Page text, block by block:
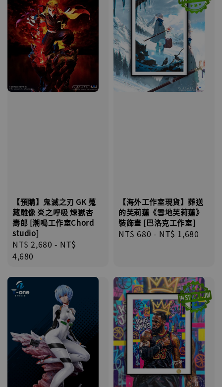
【預購】鬼滅之刃 GK 蒐
藏雕像 炎之呼吸 煉獄杏
壽郎 [潮鳴工作室Chord
studio]
Regular
price
NT$ 2,680 - NT$
4,680
【海外工作室現貨】葬送
的芙莉蓮《雪地芙莉蓮》
裝飾畫 [巴洛克工作室]
Regular
NT$ 680 - NT$ 1,680